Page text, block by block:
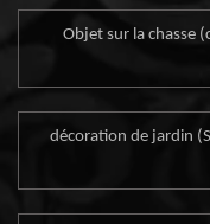
Objet sur la chasse
décoration de jardin